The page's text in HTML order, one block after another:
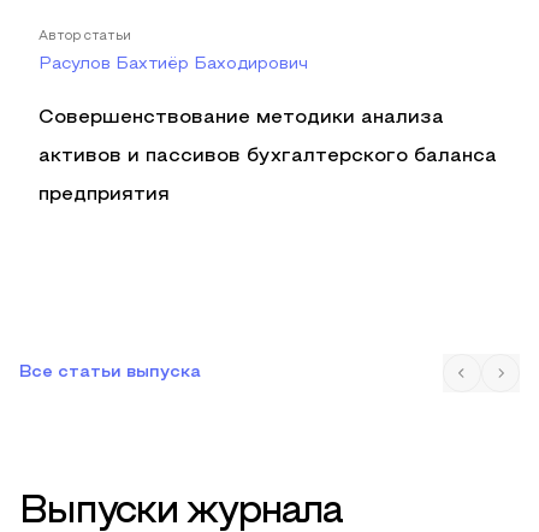
Автор статьи
Расулов Бахтиёр Баходирович
Совершенствование методики анализа
активов и пассивов бухгалтерского баланса
предприятия
Все статьи выпуска
Выпуски журнала